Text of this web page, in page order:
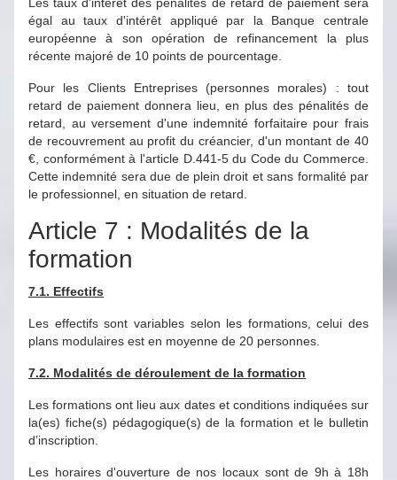
égal au taux d'intérêt appliqué par la Banque centrale
européenne à son opération de refinancement la plus
récente majoré de 10 points de pourcentage.
Pour les Clients Entreprises (personnes morales) : tout
retard de paiement donnera lieu, en plus des pénalités de
retard, au versement d'une indemnité forfaitaire pour frais
de recouvrement au profit du créancier, d'un montant de 40
€, conformément à l'article D.441-5 du Code du Commerce.
Cette indemnité sera due de plein droit et sans formalité par
le professionnel, en situation de retard.
Article 7 : Modalités de la
formation
7.1. Effectifs
Les effectifs sont variables selon les formations, celui des
plans modulaires est en moyenne de 20 personnes.
7.2. Modalités de déroulement de la formation
Les formations ont lieu aux dates et conditions indiquées sur
la(es) fiche(s) pédagogique(s) de la formation et le bulletin
d’inscription.
Les horaires d'ouverture de nos locaux sont de 9h à 18h